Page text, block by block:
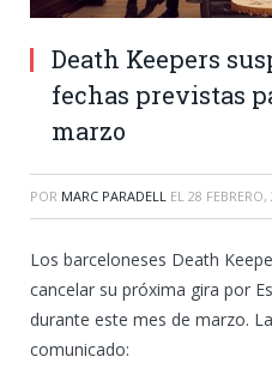
Death Keepers
fechas previstas
marzo
POR MARC PARADELL EL 28 FEBRERO,
Los barceloneses Death
cancelar su próxima gira por
durante este mes de marzo.
comunicado: